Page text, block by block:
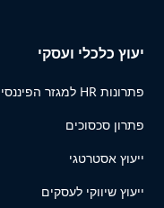
יעוץ כלכלי ועסקי
פתרונות HR למגזר הפיננסי והטכנולוגי
פתרון סכסוכים
ייעוץ אסטרטגי
ייעוץ שיווקי לעסקים